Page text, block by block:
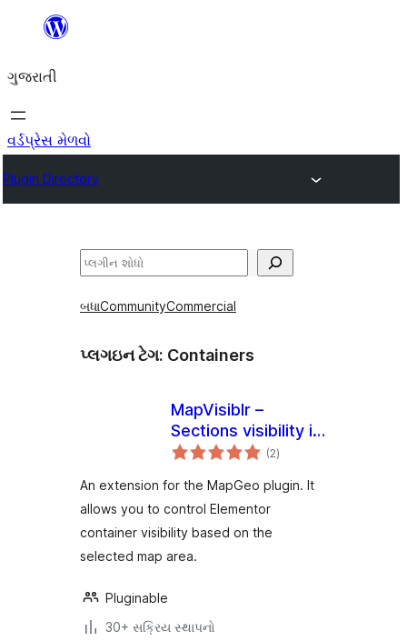
કંટેન્ટ(લખાણ)
જાઓ
ગુજરાતી
વર્ડપ્રેસ મેળવો
Plugin Directory
શોધો
બધાCommunityCommercial
પ્લગઇન ટેગ: Containers
MapVisiblr –
Sections visibility in
Elementor for
(2કુલ
રેટિંગ્સ
)
An extension for the MapGeo plugin. It
allows you to control Elementor
container visibility based on the
selected map area.
Pluginable
30+ સક્રિય સ્થાપનો